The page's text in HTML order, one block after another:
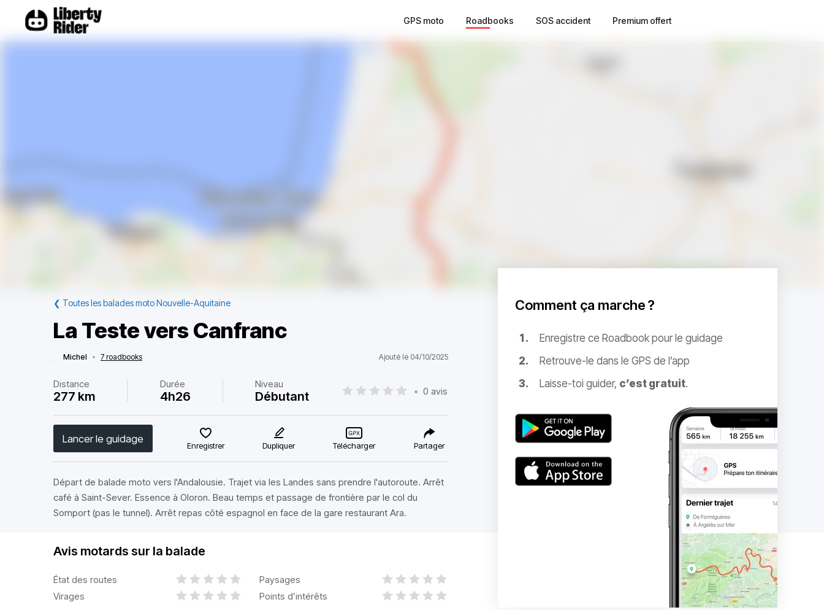
GPS moto Roadbooks SOS accident Premium offert
❮ Toutes les balades moto Nouvelle-Aquitaine
La Teste vers Canfranc
Michel • 7 roadbooks Ajouté le 04/10/2025
Distance
277 km
Durée
4h26
Niveau
Débutant • 0 avis
Lancer le guidage
Enregistrer Dupliquer Télécharger Partager
Départ de balade moto vers l'Andalousie. Trajet via les Landes sans prendre l'autoroute. Arrêt
café à Saint-Sever. Essence à Oloron. Beau temps et passage de frontière par le col du
Somport (pas le tunnel). Arrêt repas côté espagnol en face de la gare restaurant Ara.
Comment ça marche ?
Enregistre ce Roadbook pour le guidage
Retrouve-le dans le GPS de l’app
Laisse-toi guider, c’est gratuit.
Avis motards sur la balade
État des routes
Paysages
Virages
Points d’intérêts